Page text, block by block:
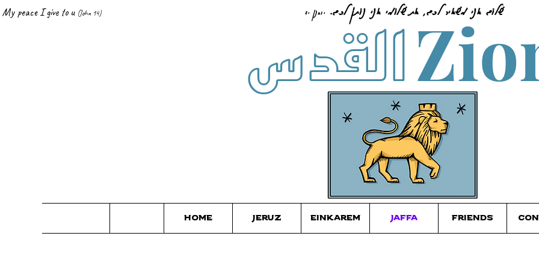
القدسשָׁלוֹם אֲנִי מַשְׁאִיר לָכֶם, אֶת שְׁלוֹמִי אֲנִי נוֹתֵן לָכֶם. יוחנן יד peace I give to u (John 14)
Home JeruZ EinKarem Jaffa Friends